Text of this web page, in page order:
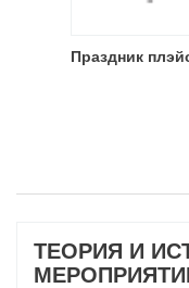
Праздник
ТЕОРИЯ И